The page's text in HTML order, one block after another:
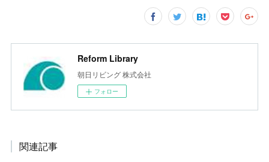
Reform Library
朝日リビング 株式会社
フォロー
関連記事